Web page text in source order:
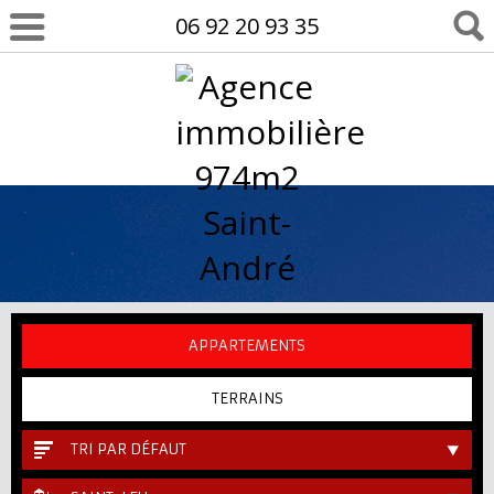
06 92 20 93 35
APPARTEMENTS
TERRAINS
TRI PAR DÉFAUT